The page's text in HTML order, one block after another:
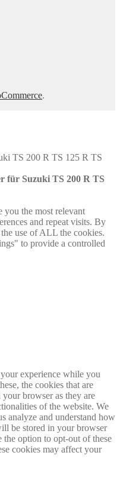
.
für Suzuki TS 200 R TS
you the most relevant
and repeat visits. By
use of ALL the cookies.
to provide a controlled
experience while you
the cookies that are
your browser as they are
of the website. We
analyze and understand how
be stored in your browser
option to opt-out of these
cookies may affect your